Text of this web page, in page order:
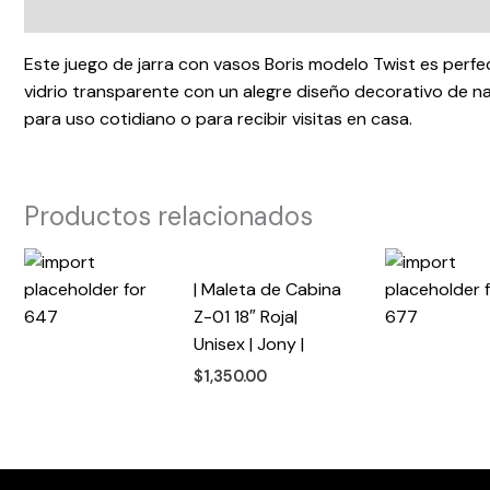
Este juego de jarra con vasos Boris modelo Twist es
vidrio transparente con un alegre diseño decorativo de
para uso cotidiano o para recibir visitas en casa.
Productos relacionados
| Maleta de Cabina
Z-01 18″ Roja|
Unisex | Jony |
$1,350.00